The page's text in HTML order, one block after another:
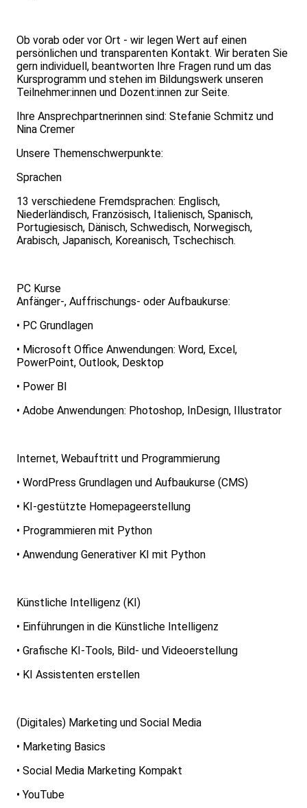
Ob vorab oder vor Ort - wir legen Wert auf einen
persönlichen und transparenten Kontakt. Wir beraten Sie
gern individuell, beantworten Ihre Fragen rund um das
Kursprogramm und stehen im Bildungswerk unseren
Teilnehmer:innen und Dozent:innen zur Seite.
Ihre Ansprechpartnerinnen sind: Stefanie Schmitz und
Nina Cremer
Unsere Themenschwerpunkte:
Sprachen
13 verschiedene Fremdsprachen: Englisch,
Niederländisch, Französisch, Italienisch, Spanisch,
Portugiesisch, Dänisch, Schwedisch, Norwegisch,
Arabisch, Japanisch, Koreanisch, Tschechisch.
PC Kurse
Anfänger-, Auffrischungs- oder Aufbaukurse:
• PC Grundlagen
• Microsoft Office Anwendungen: Word, Excel,
PowerPoint, Outlook, Desktop
• Power BI
• Adobe Anwendungen: Photoshop, InDesign, Illustrator
Internet, Webauftritt und Programmierung
• WordPress Grundlagen und Aufbaukurse (CMS)
• KI-gestützte Homepageerstellung
• Programmieren mit Python
• Anwendung Generativer KI mit Python
Künstliche Intelligenz (KI)
• Einführungen in die Künstliche Intelligenz
• Grafische KI-Tools, Bild- und Videoerstellung
• KI Assistenten erstellen
(Digitales) Marketing und Social Media
• Marketing Basics
• Social Media Marketing Kompakt
• YouTube